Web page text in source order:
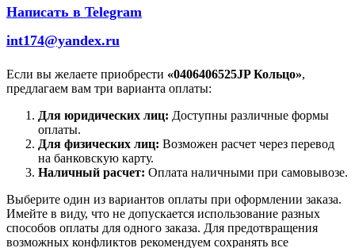
Написать в Telegram
int174@yandex.ru
Если вы желаете приобрести «0406406525JP Кольцо»,
предлагаем вам три варианта оплаты:
Для юридических лиц: Доступны различные формы
оплаты.
Для физических лиц: Возможен расчет через перевод
на банковскую карту.
Наличный расчет: Оплата наличными при самовывозе.
Выберите один из вариантов оплаты при оформлении заказа.
Имейте в виду, что не допускается использование разных
способов оплаты для одного заказа. Для предотвращения
возможных конфликтов рекомендуем сохранять все